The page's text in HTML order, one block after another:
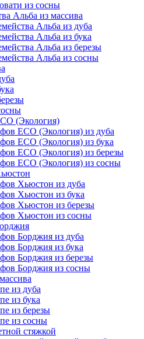
из сосны
Альба из массива
Альба из дуба
Альба из бука
Альба из березы
Альба из сосны
(Экология)
ECO (Экология) из дуба
ECO (Экология) из бука
ECO (Экология) из березы
ECO (Экология) из сосны
Хьюстон из дуба
Хьюстон из бука
Хьюстон из березы
Хьюстон из сосны
Борджия из дуба
Борджия из бука
Борджия из березы
Борджия из сосны
из дуба
из бука
из березы
из сосны
стяжкой